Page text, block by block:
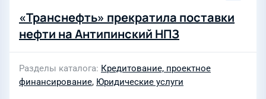
«Транснефть» прекратила поставки
нефти на Антипинский НПЗ
Разделы каталога Кредитование, проектное
финансирование, Юридические услуги